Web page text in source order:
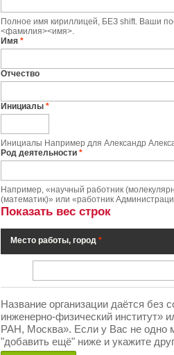
Полное имя кириллицей, БЕЗ shift. Ваши
<фамилия><имя>.
Имя *
Отчество
Инициалы *
Инициалы Например для Александр
Род деятельности *
Например, «научный работник
(математик)» или «работник
Показать вес строк
Место работы, город *
Название организации даётся без
инженерно-физический институт»
РАН, Москва». Если у Вас не одно
"добавить ещё" ниже и укажите